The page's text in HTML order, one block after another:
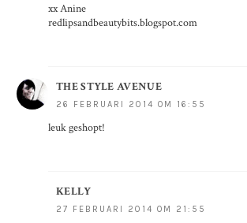
xx Anine
redlipsandbeautybits.blogspot.com
THE STYLE AVENUE
26 FEBRUARI 2014 OM 16:55
leuk geshopt!
KELLY
27 FEBRUARI 2014 OM 21:55